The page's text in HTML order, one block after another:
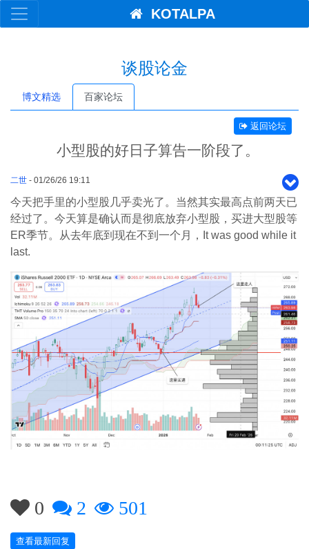
KOTALPA
谈股论金
博文精选 百家论坛
返回论坛
小型股的好日子算告一阶段了。
二世 - 01/26/26 19:11
今天把手里的小型股几乎卖光了。当然其实最高点前两天已
经过了。今天算是确认而是彻底放弃小型股，买进大型股等
ER季节。从去年底到现在不到一个月，It was good while it
last.
0 2 501
查看最新回复